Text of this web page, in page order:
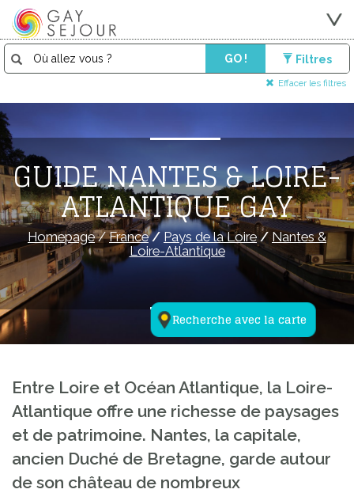
GO ! Filtres
Effacer les filtres
Recherche avec la carte
GUIDE NANTES & LOIRE-
ATLANTIQUE GAY
Homepage/France/ Pays de la Loire/ Nantes &
Loire-Atlantique
Entre Loire et Océan Atlantique, la Loire-
Atlantique offre une richesse de paysages
et de patrimoine. Nantes, la capitale,
ancien Duché de Bretagne, garde autour
de son château de nombreux